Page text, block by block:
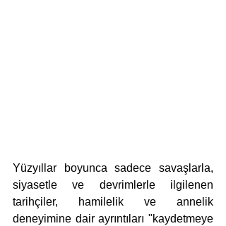
Yüzyıllar boyunca sadece savaşlarla,
siyasetle ve devrimlerle ilgilenen
tarihçiler, hamilelik ve annelik
deneyimine dair ayrıntıları "kaydetmeye